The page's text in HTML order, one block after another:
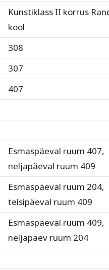
Kunstiklass II korrus
kool
308
307
407
Esmaspäeval ruum 407,
neljapäeval ruum 409
Esmaspäeval ruum 204,
teisipäeval ruum 409
Esmaspäeval ruum 409,
neljapäev ruum 204